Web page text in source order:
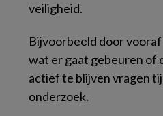
veiligheid.
Bijvoorbeeld door
wat er gaat gebeuren of
actief te blijven vragen
onderzoek.